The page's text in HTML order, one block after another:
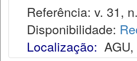
Referência: v. 31,
Disponibilidade:
Localização: AGU,